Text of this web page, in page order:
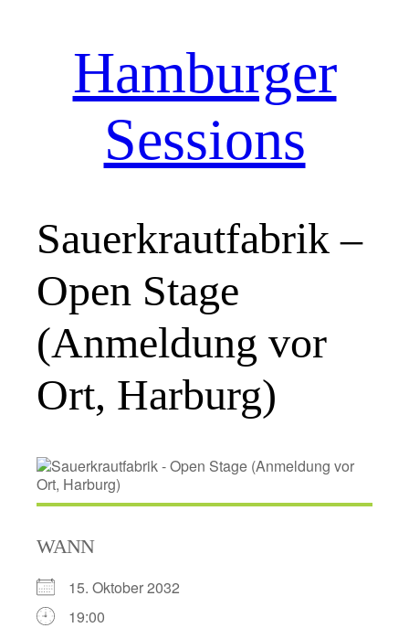
Hamburger
Sessions
Sauerkrautfabrik –
Open Stage
(Anmeldung vor
Ort, Harburg)
WANN
15. Oktober 2032
19:00